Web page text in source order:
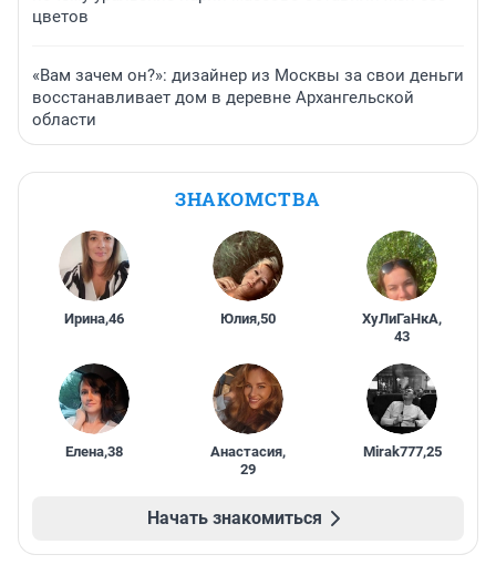
цветов
«Вам зачем он?»: дизайнер из Москвы за свои деньги
восстанавливает дом в деревне Архангельской
области
ЗНАКОМСТВА
Ирина,46 Юлия,50 ХуЛиГаНкА,
43
Елена,38 Анастасия,
29
Mirak777,25
Начать знакомиться